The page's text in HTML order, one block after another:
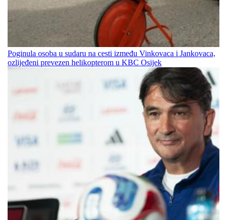
Poginula osoba u sudaru na cesti između Vinkovaca i Jankovaca,
ozlijeđeni prevezen helikopterom u KBC Osijek